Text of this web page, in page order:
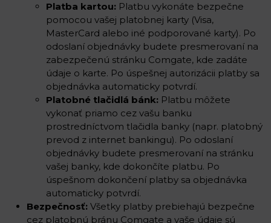
Platba kartou: Platbu vykonáte bezpečne
pomocou vašej platobnej karty (Visa,
MasterCard alebo iné podporované karty). Po
odoslaní objednávky budete presmerovaní na
zabezpečenú stránku Comgate, kde zadáte
údaje o karte. Po úspešnej autorizácii platby sa
objednávka automaticky potvrdí.
Platobné tlačidlá bánk: Platbu môžete
vykonať priamo cez vašu banku
prostredníctvom tlačidla banky (napr. platobný
prevod z internet bankingu). Po odoslaní
objednávky budete presmerovaní na stránku
vašej banky, kde dokončíte platbu. Po
úspešnom dokončení platby sa objednávka
automaticky potvrdí.
Bezpečnosť: Všetky platby prebiehajú bezpečne
cez platobnú bránu Comgate a vaše údaje sú